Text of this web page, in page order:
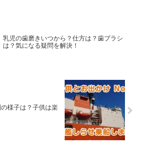
乳児の歯磨きいつから？仕方は？歯ブラシ
は？気になる疑問を解決！
様子は？子供は楽